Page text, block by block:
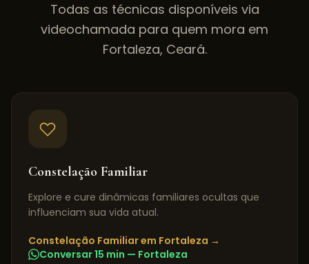
Todas as técnicas disponíveis via
videochamada para quem mora em
Fortaleza, Ceará.
Constelação Familiar
Explore e cure dinâmicas familiares ocultas que
influenciam sua vida atual.
Constelação Familiarem Fortaleza →
Conversar 15 min — Fortaleza